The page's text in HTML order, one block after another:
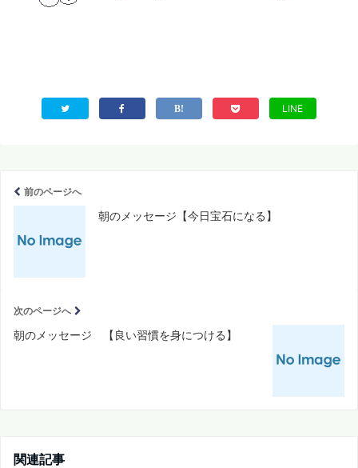
LINE
前のページへ
朝のメッセージ【今日宝石になる】
次のページへ
朝のメッセージ 【良い習慣を身につける】
関連記事